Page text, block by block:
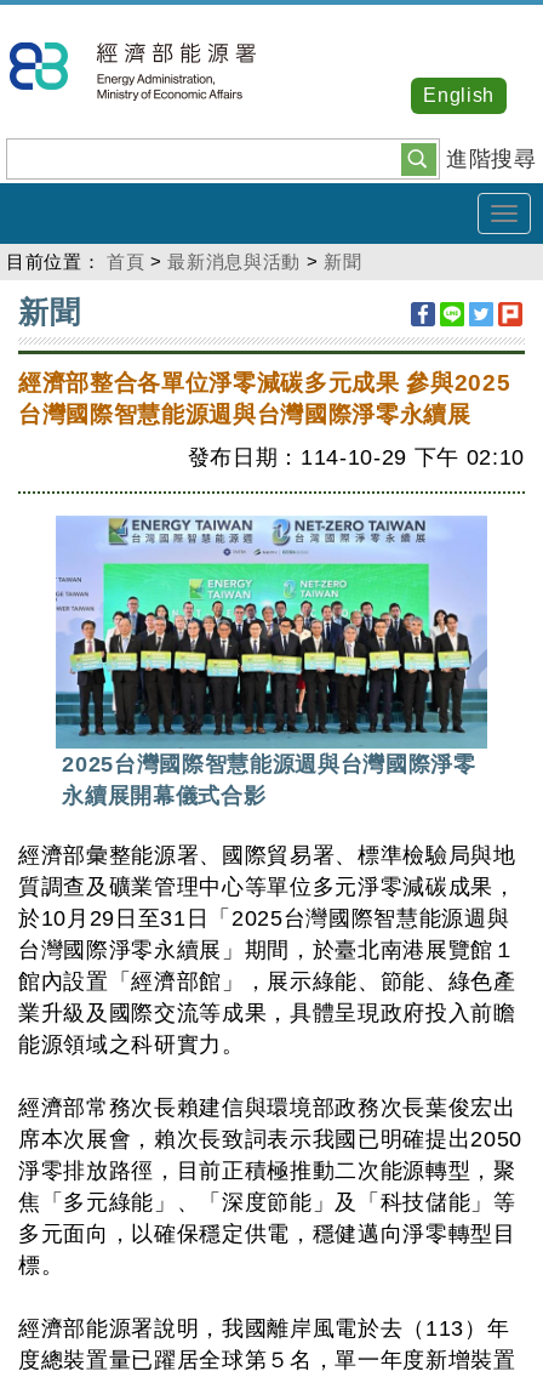
到
主
內
容
進階搜尋
English
目前位置： 首頁 >最新消息與活動 > 新聞
:::
新聞
經濟部整合各單位淨零減碳多元成果 參與2025
台灣國際智慧能源週與台灣國際淨零永續展
發布日期：114-10-29 下午 02:10
2025台灣國際智慧能源週與台灣國際淨零
永續展開幕儀式合影
經濟部彙整能源署、國際貿易署、標準檢驗局與地
質調查及礦業管理中心等單位多元淨零減碳成果，
於10月29日至31日「2025台灣國際智慧能源週與
台灣國際淨零永續展」期間，於臺北南港展覽館１
館內設置「經濟部館」，展示綠能、節能、綠色產
業升級及國際交流等成果，具體呈現政府投入前瞻
能源領域之科研實力。
經濟部常務次長賴建信與環境部政務次長葉俊宏出
席本次展會，賴次長致詞表示我國已明確提出2050
淨零排放路徑，目前正積極推動二次能源轉型，聚
焦「多元綠能」、「深度節能」及「科技儲能」等
多元面向，以確保穩定供電，穩健邁向淨零轉型目
標。
經濟部能源署說明，我國離岸風電於去（113）年
度總裝置量已躍居全球第５名，單一年度新增裝置